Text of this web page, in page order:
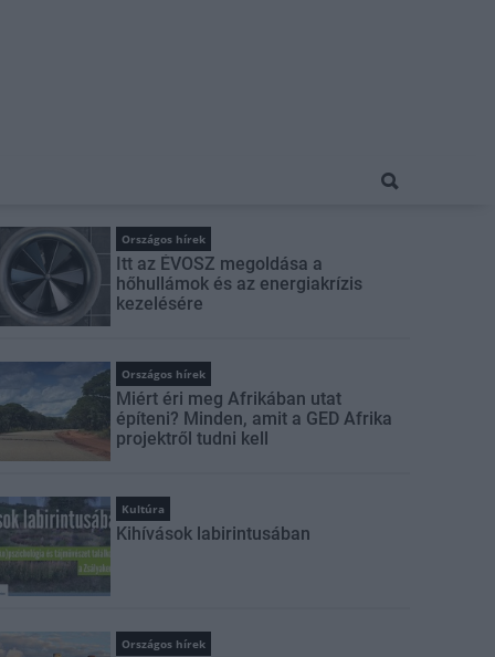
Országos hírek
Itt az ÉVOSZ megoldása a
hőhullámok és az energiakrízis
kezelésére
Országos hírek
Miért éri meg Afrikában utat
építeni? Minden, amit a GED Afrika
projektről tudni kell
Kultúra
Kihívások labirintusában
Országos hírek